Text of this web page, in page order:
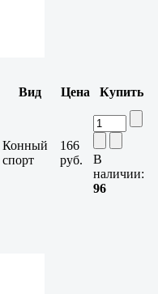
Вид Цена Купить
Конный
спорт
166
руб.
В
наличии:
96